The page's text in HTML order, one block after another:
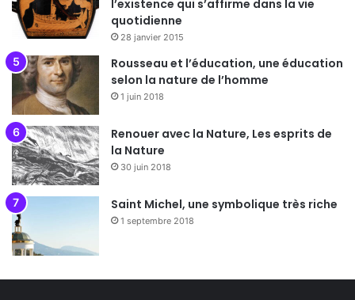
l’existence qui s’affirme dans la vie
quotidienne
28 janvier 2015
Rousseau et l’éducation, une éducation
selon la nature de l’homme
1 juin 2018
Renouer avec la Nature, Les esprits de
la Nature
30 juin 2018
Saint Michel, une symbolique très riche
1 septembre 2018